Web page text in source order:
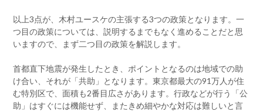
以上3点が、木村ユースケの主張する3つの政策となります。一
つ目の政策については、説明するまでもなく進めることだと思
いますので、まず二つ目の政策を解説します。
首都直下地震が発生したとき、ポイントとなるのは地域での助
け合い、それが「共助」となります。東京都最大の91万人が住
む特別区で、面積も2番目広さがあります。行政などが行う「公
助」はすぐには機能せず、またきめ細やかな対応は難しいと言